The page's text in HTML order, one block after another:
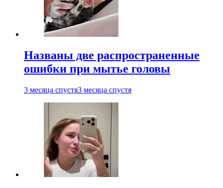
Названы две распространенные
ошибки при мытье головы
3 месяца спустя3 месяца спустя